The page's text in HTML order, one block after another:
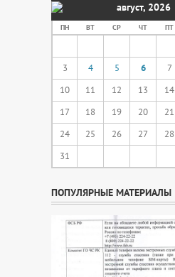
август, 2026
ПН ВТ СР ЧТ ПТ
3
4 5 6 7
10
11 12 13 14
17
18 19 20 21
24
25 26 27 28
31
ПОПУЛЯРНЫЕ МАТЕРИАЛЫ